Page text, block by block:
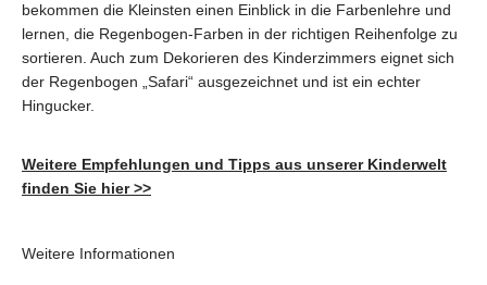
bekommen die Kleinsten einen Einblick in die Farbenlehre und
lernen, die Regenbogen-Farben in der richtigen Reihenfolge zu
sortieren. Auch zum Dekorieren des Kinderzimmers eignet sich
der Regenbogen „Safari“ ausgezeichnet und ist ein echter
Hingucker.
Weitere Empfehlungen und Tipps aus unserer Kinderwelt
finden Sie hier >>
Weitere Informationen